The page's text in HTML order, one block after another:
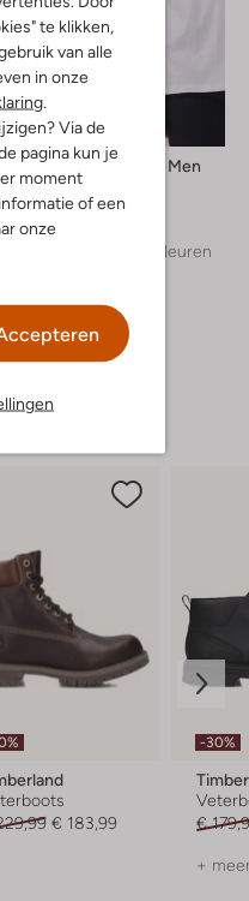
te klikken,
van alle
in onze
Via de
pagina kun je
moment
of een
onze
Selected Men
€ 24,99
+ meer kleuren
€ 183,99
-30%
€
+